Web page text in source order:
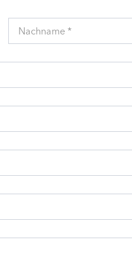
Nachname *